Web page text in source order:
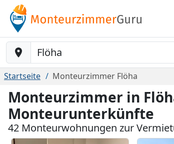
Baustelle-Location
Startseite Monteurzimmer Flöha
Monteurzimmer in
Monteurunterkünfte
42 Monteurwohnungen zur